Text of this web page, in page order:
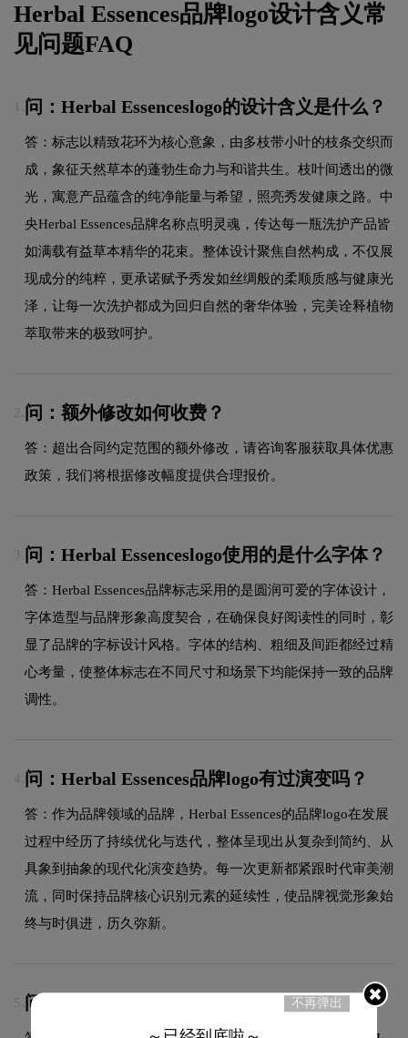
Herbal Essences品牌logo设计含义常
见问题FAQ
问：Herbal Essenceslogo的设计含义是什么？
答：标志以精致花环为核心意象，由多枝带小叶的枝条交织而
成，象征天然草本的蓬勃生命力与和谐共生。枝叶间透出的微
光，寓意产品蕴含的纯净能量与希望，照亮秀发健康之路。中
央Herbal Essences品牌名称点明灵魂，传达每一瓶洗护产品皆
如满载有益草本精华的花束。整体设计聚焦自然构成，不仅展
现成分的纯粹，更承诺赋予秀发如丝绸般的柔顺质感与健康光
泽，让每一次洗护都成为回归自然的奢华体验，完美诠释植物
萃取带来的极致呵护。
2. 问：额外修改如何收费？
答：超出合同约定范围的额外修改，请咨询客服获取具体优惠
政策，我们将根据修改幅度提供合理报价。
3. 问：Herbal Essenceslogo使用的是什么字体？
答：Herbal Essences品牌标志采用的是圆润可爱的字体设计，
字体造型与品牌形象高度契合，在确保良好阅读性的同时，彰
显了品牌的字标设计风格。字体的结构、粗细及间距都经过精
心考量，使整体标志在不同尺寸和场景下均能保持一致的品牌
调性。
4. 问：Herbal Essences品牌logo有过演变吗？
答：作为品牌领域的品牌，Herbal Essences的品牌logo在发展
过程中经历了持续优化与迭代，整体呈现出从复杂到简约、从
具象到抽象的现代化演变趋势。每一次更新都紧跟时代审美潮
流，同时保持品牌核心识别元素的延续性，使品牌视觉形象始
终与时俱进，历久弥新。
5. 问：源文件全部交付吗？ 不再弹出